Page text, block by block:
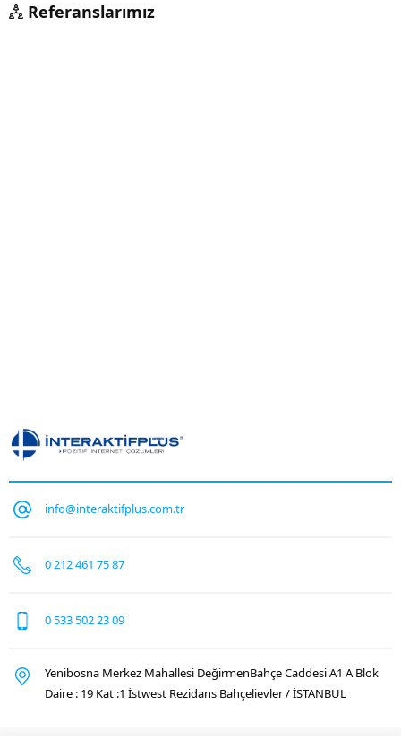
Referanslarımız
info@interaktifplus.com.tr
0 212 461 75 87
0 533 502 23 09
Yenibosna Merkez Mahallesi DeğirmenBahçe Caddesi A1 A Blok
Daire : 19 Kat :1 İstwest Rezidans Bahçelievler / İSTANBUL